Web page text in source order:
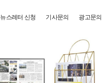
뉴스레터 신청 기사문의 광고문의